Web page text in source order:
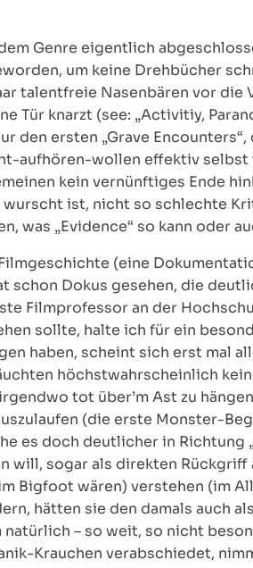
Genre eigentlich
um keine Drehbücher
talentfreie Nasenbären vor die
Tür knarzt (see: „Activitiy,
den ersten „Grave Encounters“,
aufhören-wollen effektiv selbst
kein vernünftiges Ende
wurscht ist, nicht so schlechte
was „Evidence“ so kann oder
(eine
schon Dokus gesehen, die
Filmprofessor an der
sollte, halte ich für ein
haben, scheint sich erst mal
höchstwahrscheinlich
tot über’m Ast zu
(die erste Monster-
es doch deutlicher in Richtung
will, sogar als direkten Rückgriff
Bigfoot wären) verstehen (im
hätten sie den damals auch
natürlich – so weit, so nicht
Krauchen verabschiedet,